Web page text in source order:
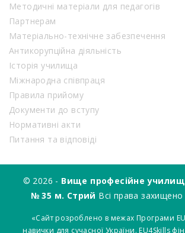
Методичні матеріали для педагогів
Партнерам
Матеріально-технічне забезпечення
Антикорупційна діяльність
Історія училища
Міжнародна співпраця
Правила прийому
Документи до вступу
Нормативні акти
Питання та відповіді
© 2026 - Вище професійне
№ 35 м. Стрий Всі права захищено
«Сайт розроблено в межах Програми
навички для сучасної України. EU4Skills